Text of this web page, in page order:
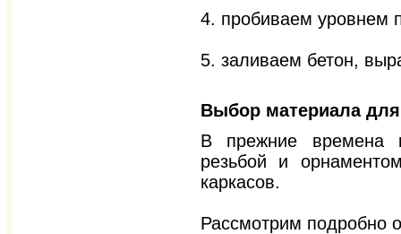
4. пробиваем уровнем
5. заливаем бетон,
Выбор материала
В прежние времена
резьбой и
каркасов.
Рассмотрим подробно